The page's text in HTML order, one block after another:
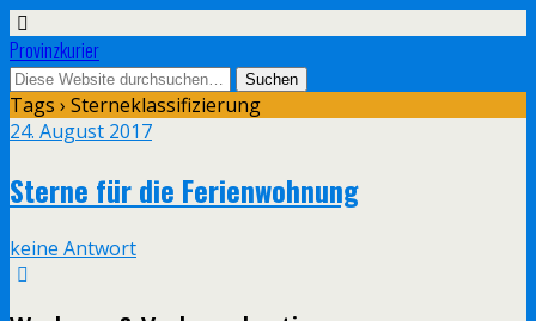
Provinzkurier
Tags › Sterneklassifizierung
24. August 2017
Sterne für die Ferienwohnung
keine Antwort